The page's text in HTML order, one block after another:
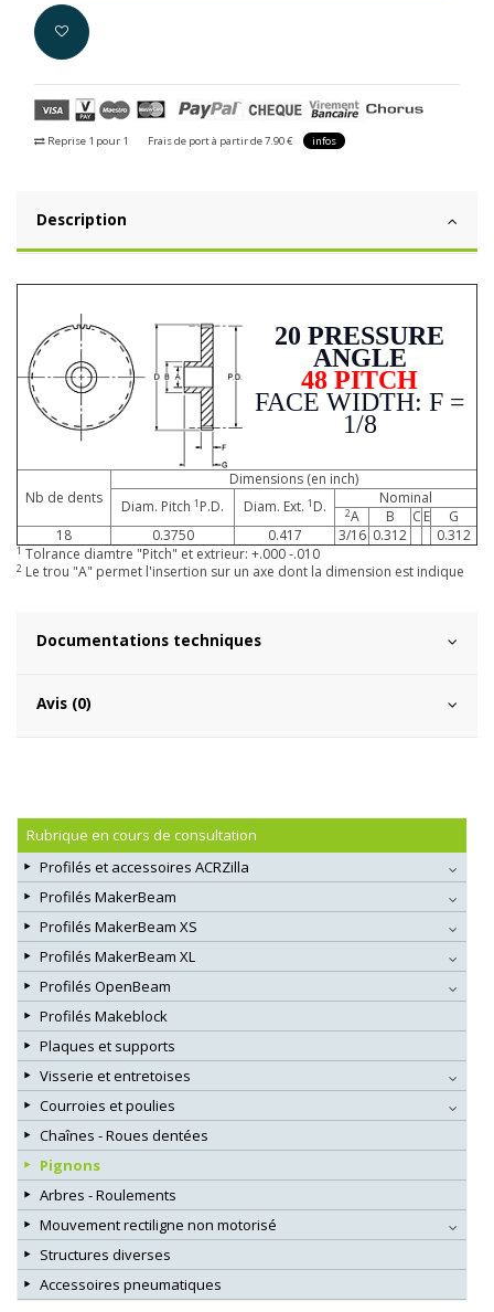
Reprise 1 pour 1 Frais de port à partir de 7.90 € infos
Description
20 PRESSURE
ANGLE
48 PITCH
FACE WIDTH: F =
1/8
Nb de dents
Dimensions (en inch)
Diam. Pitch 1 P.D. Diam. Ext. 1 D. Nominal
2A B C E
G
18
0.3750 0.417 3/16 0.312 0.312
1 Tolrance diamtre "Pitch" et extrieur: +.000 -.010
2 Le trou "A" permet l'insertion sur un axe dont la dimension est indique
Documentations techniques
Avis (0)
Rubrique en cours de consultation
Profilés et accessoires ACRZilla
Profilés MakerBeam
Profilés MakerBeam XS
Profilés MakerBeam XL
Profilés OpenBeam
Profilés Makeblock
Plaques et supports
Visserie et entretoises
Courroies et poulies
Chaînes - Roues dentées
Pignons
Arbres - Roulements
Mouvement rectiligne non motorisé
Structures diverses
Accessoires pneumatiques